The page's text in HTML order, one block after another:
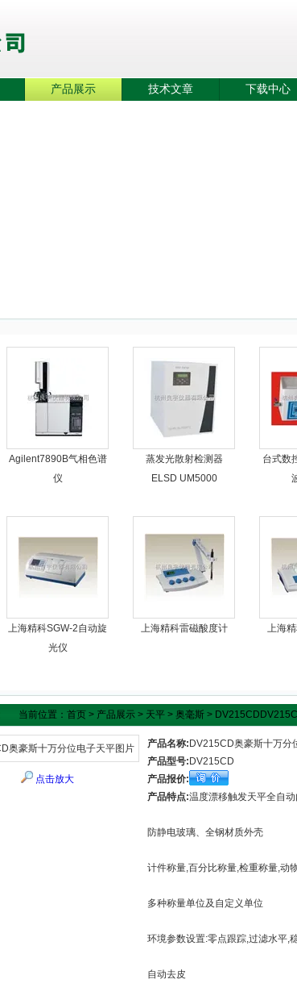
产品展示 技术文章 下载中心
Agilent7890B气相色谱
仪
蒸发光散射检测器
ELSD UM5000
台式数
上海精科SGW-2自动旋
光仪
上海精科雷磁酸度计 上海
当前位置： 首页 > 产品展示 > 天平 > 奥毫斯 >
点击放大
产品名称: DV215CD奥豪斯十万分
产品型号: DV215CD
产品报价:
产品特点:温度漂移触发天平全自
防静电玻璃、全钢材质外壳
计件称量,百分比称量,检重称量,动
多种称量单位及自定义单位
环境参数设置:零点跟踪,过滤水平,
自动去皮